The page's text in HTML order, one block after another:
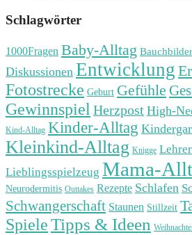
Schlagwörter
1000Fragen Baby-Alltag Bauchbilder
Diskussionen Entwicklung
Fotostrecke Geburt Gefühle
Gewinnspiel Herzpost High-
Kind-Alltag Kinder-Alltag
Kleinkind-Alltag Knigge
Lieblingsspielzeug Mama-
Neurodermitis Outtakes Rezepte Schlafen
Schwangerschaft Staunen Stillzeit
SpieleTipps & Ideen